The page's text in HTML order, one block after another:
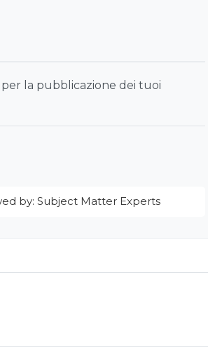
per la pubblicazione dei tuoi
by: Subject Matter Experts